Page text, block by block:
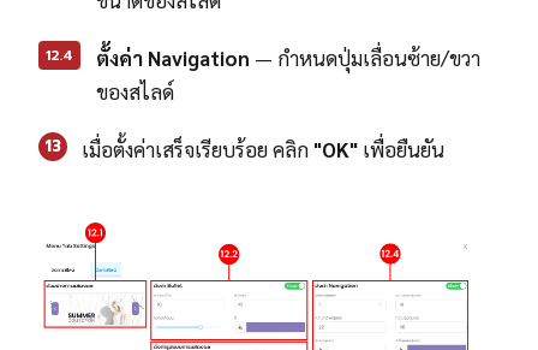
12.4 ตั้งค่า Navigation — กำหนดปุ่มเลื่อนซ้าย/ขวา
ของสไลด์
13 เมื่อตั้งค่าเสร็จเรียบร้อย คลิก "OK" เพื่อยืนยัน